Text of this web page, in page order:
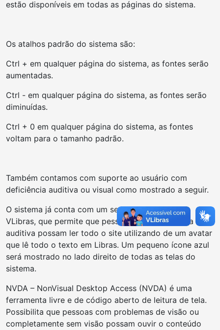
estão disponíveis em todas as páginas do sistema.
Os atalhos padrão do sistema são:
Ctrl + em qualquer página do sistema, as fontes serão
aumentadas.
Ctrl - em qualquer página do sistema, as fontes serão
diminuídas.
Ctrl + 0 em qualquer página do sistema, as fontes
voltam para o tamanho padrão.
Também contamos com suporte ao usuário com
deficiência auditiva ou visual como mostrado a seguir.
O sistema já conta com um serviço, chamado de
VLibras, que permite que pessoas com deficiência
auditiva possam ler todo o site utilizando de um avatar
que lê todo o texto em Libras. Um pequeno ícone azul
será mostrado no lado direito de todas as telas do
sistema.
NVDA – NonVisual Desktop Access (NVDA) é uma
ferramenta livre e de código aberto de leitura de tela.
Possibilita que pessoas com problemas de visão ou
completamente sem visão possam ouvir o conteúdo